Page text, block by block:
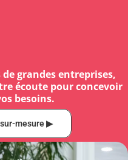
de grandes entreprises,
écoute pour concevoir
besoins.
mesure ▶︎